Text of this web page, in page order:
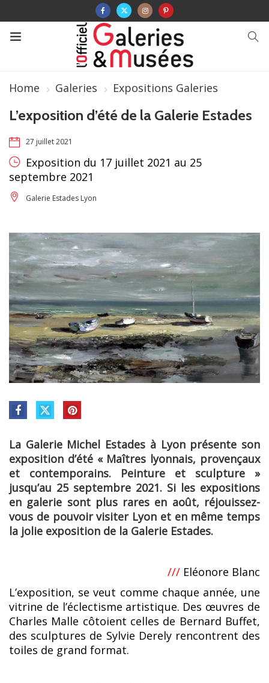
Home Galeries Expositions Galeries
L’exposition d’été de la Galerie Estades
27 juillet 2021
Exposition du 17 juillet 2021 au 25
septembre 2021
Galerie Estades Lyon
La Galerie Michel Estades à Lyon présente son
exposition d’été « Maîtres lyonnais, provençaux
et contemporains. Peinture et sculpture »
jusqu’au 25 septembre 2021. Si les expositions
en galerie sont plus rares en août, réjouissez-
vous de pouvoir visiter Lyon et en même temps
la jolie exposition de la Galerie Estades.
/// Eléonore Blanc
L’exposition, se veut comme chaque année, une
vitrine de l’éclectisme artistique. Des œuvres de
Charles Malle côtoient celles de Bernard Buffet,
des sculptures de Sylvie Derely rencontrent des
toiles de grand format.